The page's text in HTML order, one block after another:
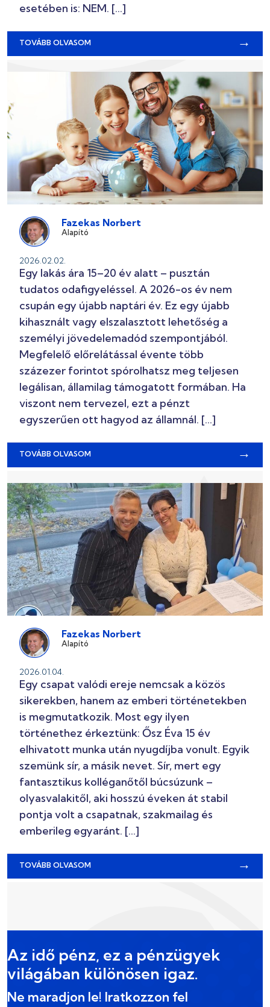
esetében is: NEM. […]
TOVÁBB OLVASOM →
Fazekas Norbert
Alapító
2026.02.02.
Egy lakás ára 15–20 év alatt – pusztán
tudatos odafigyeléssel. A 2026-os év nem
csupán egy újabb naptári év. Ez egy újabb
kihasznált vagy elszalasztott lehetőség a
személyi jövedelemadód szempontjából.
Megfelelő előrelátással évente több
százezer forintot spórolhatsz meg teljesen
legálisan, államilag támogatott formában. Ha
viszont nem tervezel, ezt a pénzt
egyszerűen ott hagyod az államnál. […]
TOVÁBB OLVASOM →
Fazekas Norbert
Alapító
2026.01.04.
Egy csapat valódi ereje nemcsak a közös
sikerekben, hanem az emberi történetekben
is megmutatkozik. Most egy ilyen
történethez érkeztünk: Ősz Éva 15 év
elhivatott munka után nyugdíjba vonult. Egyik
szemünk sír, a másik nevet. Sír, mert egy
fantasztikus kolléganőtől búcsúzunk –
olyasvalakitől, aki hosszú éveken át stabil
pontja volt a csapatnak, szakmailag és
emberileg egyaránt. […]
TOVÁBB OLVASOM →
Az idő pénz, ez a pénzügyek
világában különösen igaz.
Ne maradjon le! Iratkozzon fel